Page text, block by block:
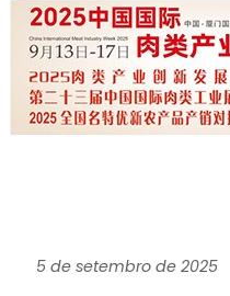
5 de setembro de 2025